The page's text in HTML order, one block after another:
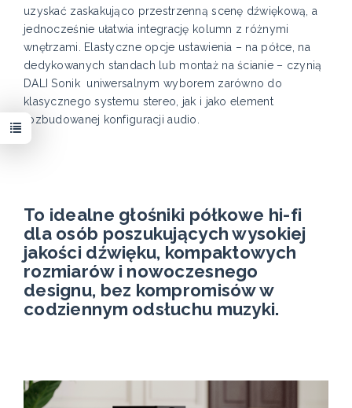
uzyskać zaskakująco przestrzenną scenę dźwiękową, a
jednocześnie ułatwia integrację kolumn z różnymi
wnętrzami. Elastyczne opcje ustawienia – na półce, na
dedykowanych standach lub montaż na ścianie – czynią
DALI Sonik uniwersalnym wyborem zarówno do
klasycznego systemu stereo, jak i jako element
rozbudowanej konfiguracji audio.
To idealne głośniki półkowe hi-fi
dla osób poszukujących wysokiej
jakości dźwięku, kompaktowych
rozmiarów i nowoczesnego
designu, bez kompromisów w
codziennym odsłuchu muzyki.